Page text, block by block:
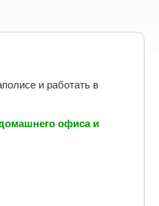
и работать в
офиса и